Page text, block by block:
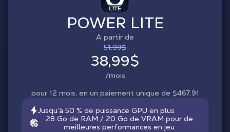
POWER LITE
A partir de
51,99$
38,99$
/mois
pour 12 mois, en un paiement unique de $467.91
Jusqu’à 50 % de puissance GPU en plus
28 Go de RAM / 20 Go de VRAM pour de
meilleures performances en jeu